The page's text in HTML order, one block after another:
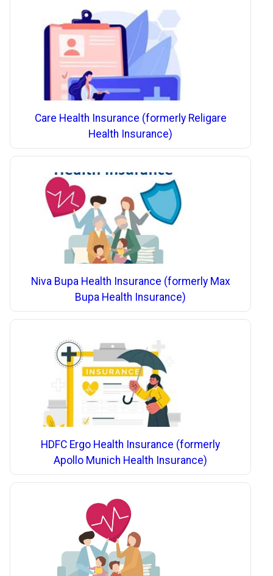
Care Health Insurance (formerly Religare
Health Insurance)
Niva Bupa Health Insurance (formerly Max
Bupa Health Insurance)
HDFC Ergo Health Insurance (formerly
Apollo Munich Health Insurance)